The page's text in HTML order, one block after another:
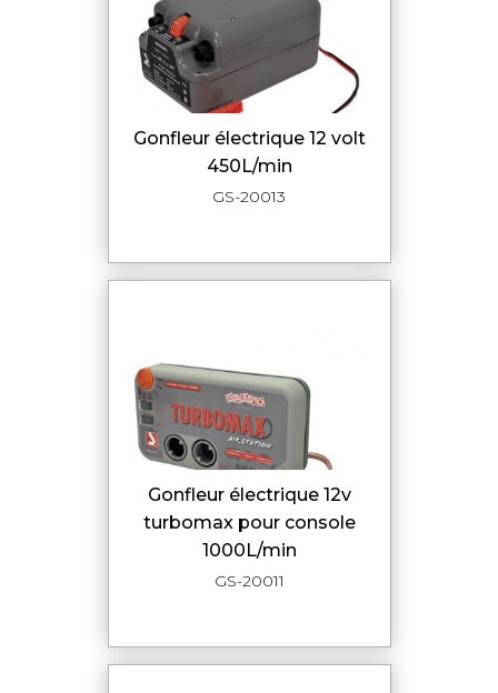
Gonfleur électrique 12 volt
450L/min
GS-20013
Gonfleur électrique 12v
turbomax pour console
1000L/min
GS-20011